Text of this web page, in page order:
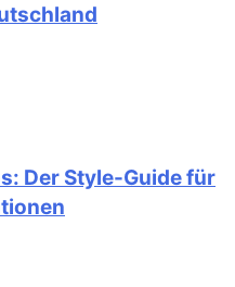
Der Style-Guide für